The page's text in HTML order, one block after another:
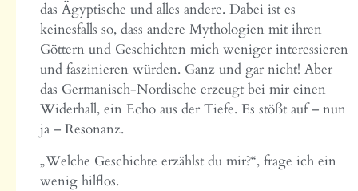
das Ägyptische und alles andere. Dabei ist es
keinesfalls so, dass andere Mythologien mit ihren
Göttern und Geschichten mich weniger interessieren
und faszinieren würden. Ganz und gar nicht! Aber
das Germanisch-Nordische erzeugt bei mir einen
Widerhall, ein Echo aus der Tiefe. Es stößt auf – nun
ja – Resonanz.
„Welche Geschichte erzählst du mir?“, frage ich ein
wenig hilflos.